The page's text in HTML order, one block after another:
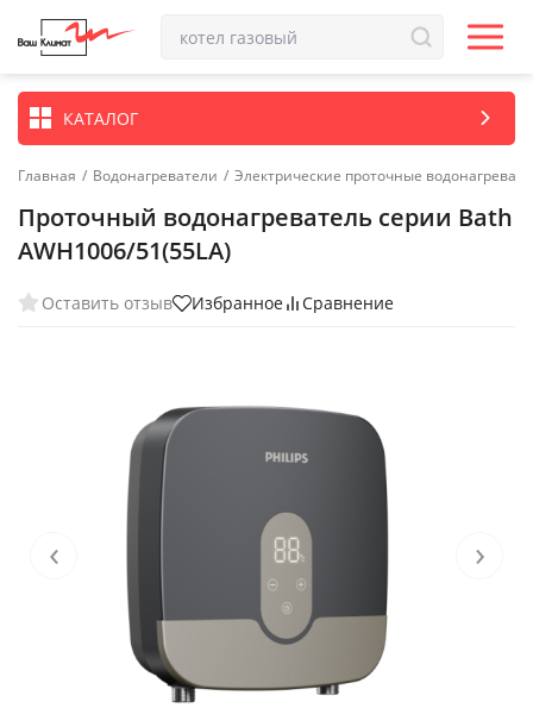
КАТАЛОГ
Главная / Водонагреватели / Электрические проточные
Проточный водонагреватель серии Bath
AWH1006/51(55LA)
Оставить отзыв Избранное Сравнение
‹ ›